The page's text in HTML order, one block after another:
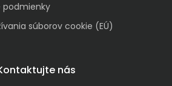
podmienky
súborov cookie (EÚ)
nás